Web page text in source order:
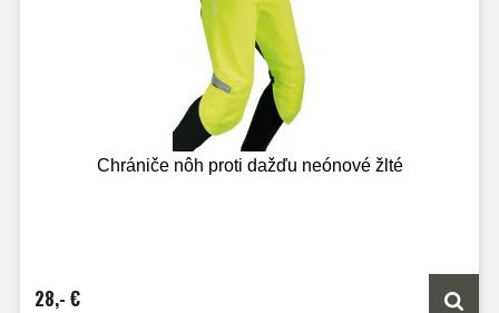
Chrániče nôh proti dažďu neónové žlté
28,- €